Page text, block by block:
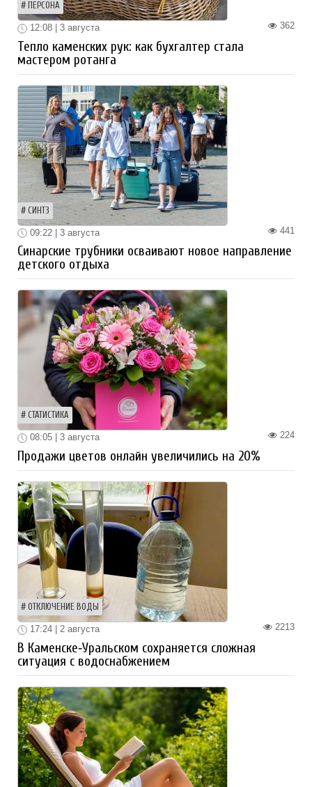
ПЕРСОНА
362
12:08 | 3 августа
Тепло каменских рук: как бухгалтер стала
мастером ротанга
СИНТЗ
441
09:22 | 3 августа
Синарские трубники осваивают новое направление
детского отдыха
СТАТИСТИКА
224
08:05 | 3 августа
Продажи цветов онлайн увеличились на 20%
ОТКЛЮЧЕНИЕ ВОДЫ
2213
17:24 | 2 августа
В Каменске‑Уральском сохраняется сложная
ситуация с водоснабжением